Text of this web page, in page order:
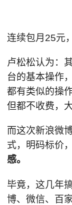
连续包月25元
卢松松认为：
台的基本操作
都有类似的操
但都不收费，
而这次新浪微
式，明码标价，
感。
毕竟，这几年
博、微信、百